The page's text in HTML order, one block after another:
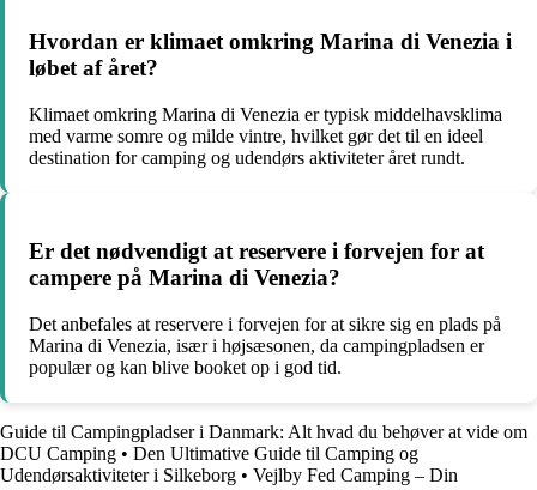
Hvordan er klimaet omkring Marina di Venezia i
løbet af året?
Klimaet omkring Marina di Venezia er typisk middelhavsklima
med varme somre og milde vintre, hvilket gør det til en ideel
destination for camping og udendørs aktiviteter året rundt.
Er det nødvendigt at reservere i forvejen for at
campere på Marina di Venezia?
Det anbefales at reservere i forvejen for at sikre sig en plads på
Marina di Venezia, især i højsæsonen, da campingpladsen er
populær og kan blive booket op i god tid.
Guide til Campingpladser i Danmark: Alt hvad du behøver at vide om
DCU Camping • Den Ultimative Guide til Camping og
Udendørsaktiviteter i Silkeborg • Vejlby Fed Camping – Din